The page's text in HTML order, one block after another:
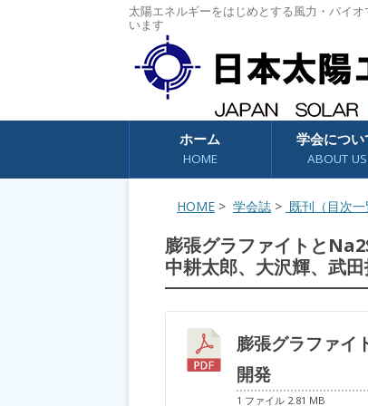
太陽エネルギーをはじめとする風力・バイ
います
コンテンツへスキップ
ホーム
HOME
学会につい
ABOUT US
HOME > 学会誌 > 既刊（目次一
膨張グラファイトと
中耕太郎、大沢輝、武
膨張グラファイ
開発
1 ファイル 2.81 MB